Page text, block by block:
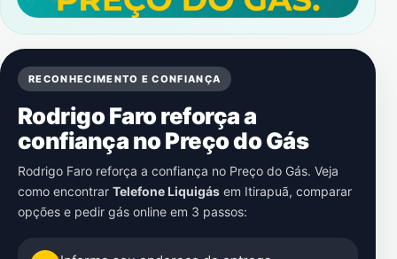
RECONHECIMENTO E CONFIANÇA
Rodrigo Faro reforça a
confiança no Preço do Gás
Rodrigo Faro reforça a confiança no Preço do Gás. Veja
como encontrar Telefone Liquigás em Itirapuã, comparar
opções e pedir gás online em 3 passos: